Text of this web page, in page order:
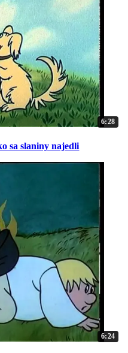
6:28
sa slaniny najedli
6:24